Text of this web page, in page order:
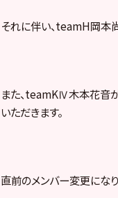
それに伴い、teamH岡本
また、teamKⅣ木本花音が
いただきます。
直前のメンバー変更にな